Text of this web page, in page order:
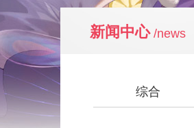
新闻中心 /news
综合